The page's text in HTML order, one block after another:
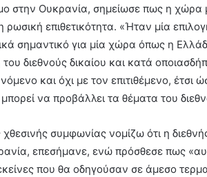
στην Ουκρανία, σημείωσε πως η χώρα
ρωσική επιθετικότητα. «Ήταν μία
σημαντικό για μία χώρα όπως η
διεθνούς δικαίου και κατά
και όχι με τον επιτιθέμενο, έτσι
να προβάλλει τα θέματα του
συμφωνίας νομίζω ότι η
επεσήμανε, ενώ πρόσθεσε πως
που θα οδηγούσαν σε άμεσο